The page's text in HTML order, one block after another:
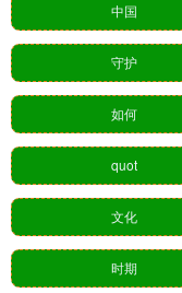
中国
守护
如何
quot
文化
时期